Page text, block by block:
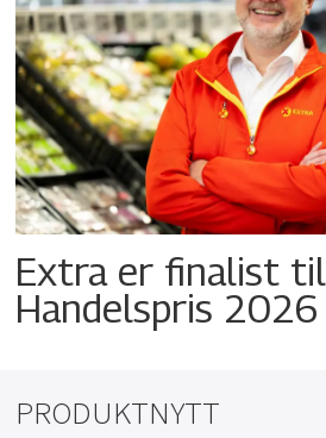
Extra er finalist
Handelspris 2026
PRODUKTNYTT